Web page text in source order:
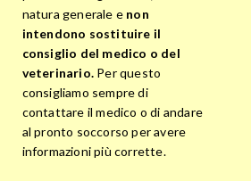
natura generale e non
intendono sostituire il
consiglio del medico o del
veterinario. Per questo
consigliamo sempre di
contattare il medico o di andare
al pronto soccorso per avere
informazioni più corrette.